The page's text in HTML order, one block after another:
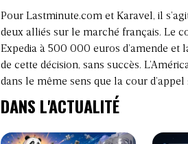
Pour Lastminute.com et Karavel, il
deux alliés sur le marché français. Le
Expedia à 500 000 euros d’amende et
de cette décision, sans succès.
dans le même sens que la cour
DANS L'ACTUALITÉ